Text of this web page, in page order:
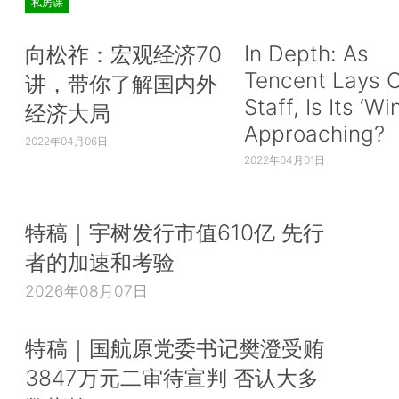
向松祚：宏观经济70
讲，带你了解国内外
经济大局
2022年04月06日
In Depth: As
Tencent Lays
Staff, Is Its
Approaching?
2022年04月01日
特稿｜宇树发行市值610亿 先行
者的加速和考验
2026年08月07日
特稿｜国航原党委书记樊澄受贿
3847万元二审待宣判 否认大多